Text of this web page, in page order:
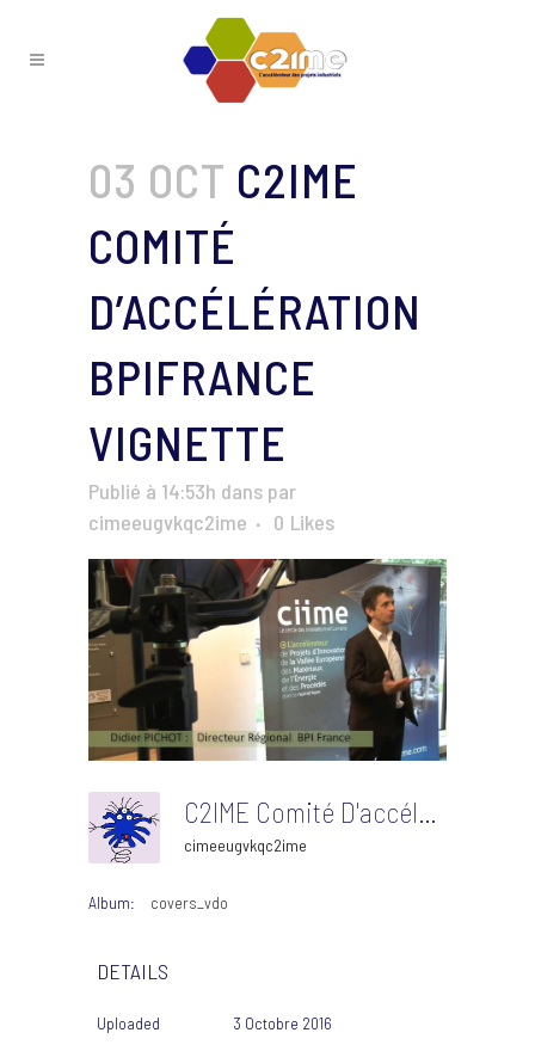
03 OCT C2IME
COMITÉ
D’ACCÉLÉRATION
BPIFRANCE
VIGNETTE
Publié à 14:53h dans par
cimeeugvkqc2ime
0 Likes
C2IME Comité D'accélération Bpifrance Vignette
cimeeugvkqc2ime
Album: covers_vdo
DETAILS
Uploaded 3 Octobre 2016